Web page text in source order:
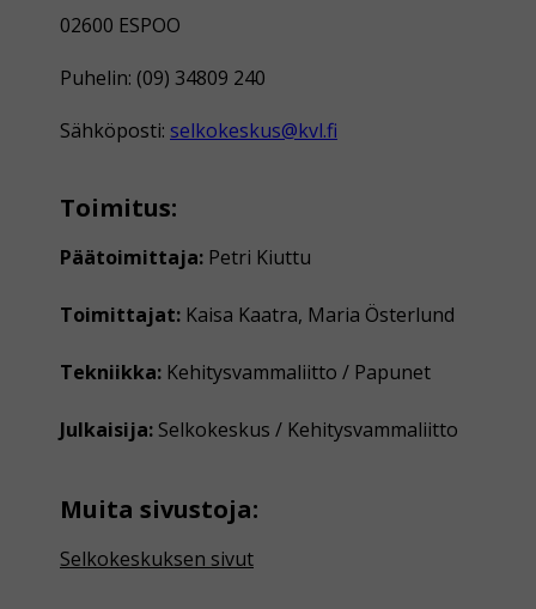
02600 ESPOO
Puhelin: (09) 34809 240
Sähköposti: selkokeskus@kvl.fi
Toimitus:
Päätoimittaja: Petri Kiuttu
Toimittajat: Kaisa Kaatra, Maria Österlund
Tekniikka: Kehitysvammaliitto / Papunet
Julkaisija: Selkokeskus / Kehitysvammaliitto
Muita sivustoja:
Selkokeskuksen sivut